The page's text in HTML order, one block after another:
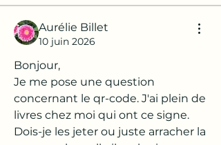
Aurélie Billet
10 juin 2026
Bonjour,
Je me pose une question
concernant le qr-code. J'ai plein de
livres chez moi qui ont ce signe.
Dois-je les jeter ou juste arracher la